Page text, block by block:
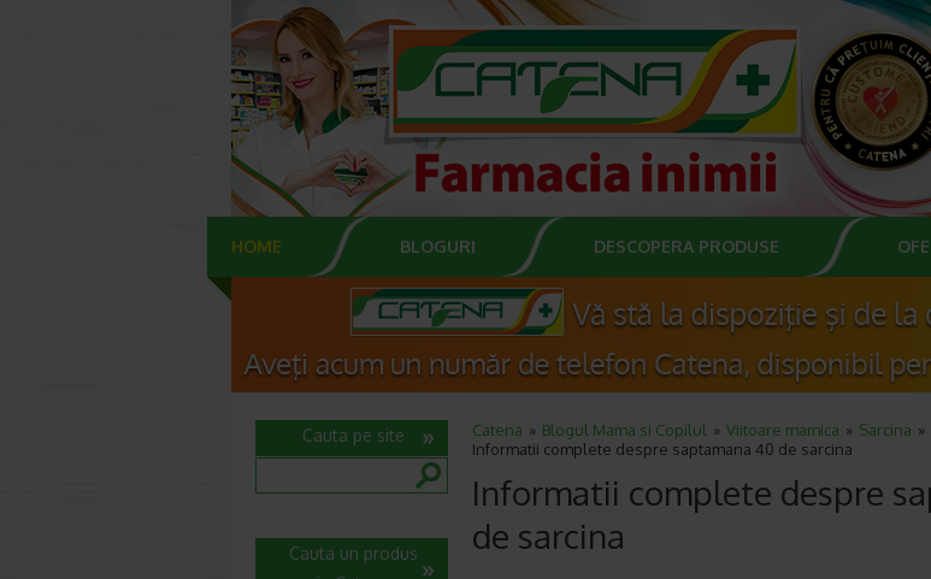
HOME BLOGURI DESCOPERA PRODUSE
Catena Blogul Mama si Copilul Viitoare mamica
Sarcina
Informatii complete despre saptamana 40 de sarcina
Informatii complete despre
de sarcina
Cauta pe site
Cauta un produs